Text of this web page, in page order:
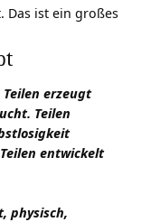
Das ist ein großes
erzeugt
Teilen
entwickelt
physisch,